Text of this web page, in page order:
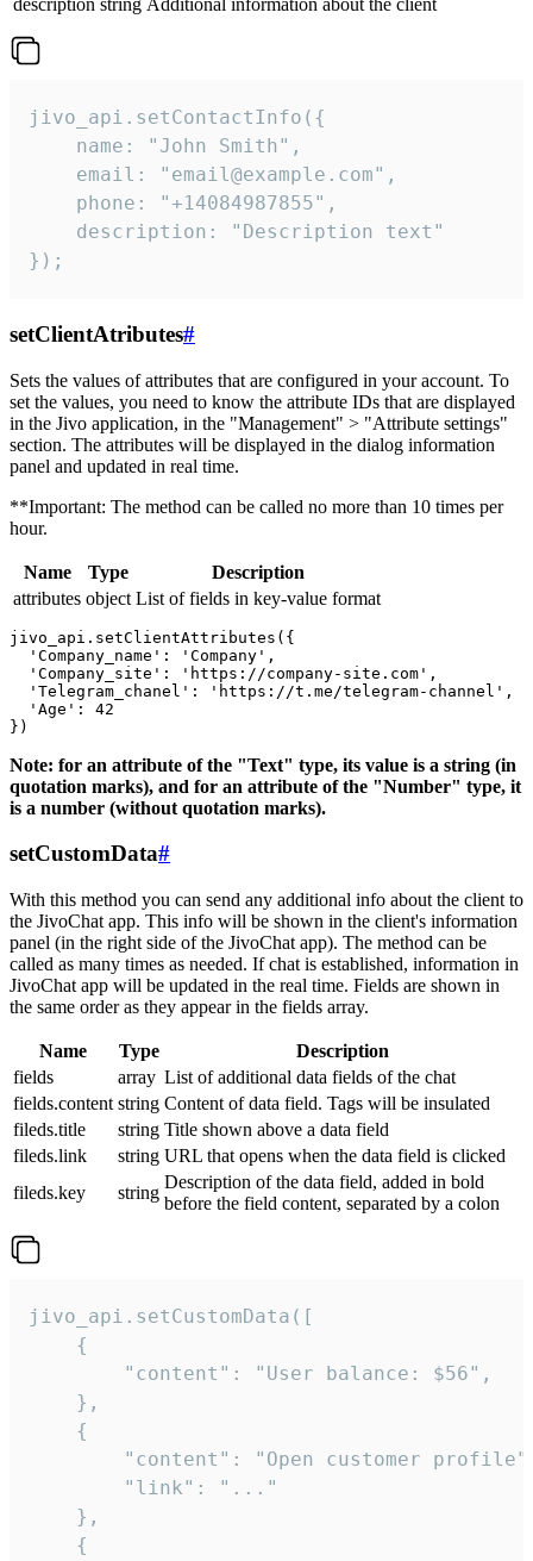
description string Additional information about the client
jivo_api.setContactInfo({
    name: "John Smith",
    email: "email@example.com",
    phone: "+14084987855",
    description: "Description text"
});
setClientAtributes#
Sets the values ​​of attributes that are configured in your account. To
set the values, you need to know the attribute IDs that are displayed
in the Jivo application, in the "Management" > "Attribute settings"
section. The attributes will be displayed in the dialog information
panel and updated in real time.
**Important: The method can be called no more than 10 times per
hour.
Name Type
Description
attributes object List of fields in key-value format
jivo_api.setClientAttributes({
  'Company_name': 'Company',
  'Company_site': 'https://company-site.com',
  'Telegram_chanel': 'https://t.me/telegram-channel',
  'Age': 42
Note: for an attribute of the "Text" type, its value is a string (in
quotation marks), and for an attribute of the "Number" type, it
is a number (without quotation marks).
setCustomData#
With this method you can send any additional info about the client to
the JivoChat app. This info will be shown in the client's information
panel (in the right side of the JivoChat app). The method can be
called as many times as needed. If chat is established, information in
JivoChat app will be updated in the real time. Fields are shown in
the same order as they appear in the fields array.
Name Type
Description
fields
array List of additional data fields of the chat
fields.content string Content of data field. Tags will be insulated
fileds.title
string Title shown above a data field
fileds.link
string URL that opens when the data field is clicked
fileds.key
string
Description of the data field, added in bold
before the field content, separated by a colon
jivo_api.setCustomData([
    {
        "content": "User balance: $56",
    },
    {
"content": "Open customer
        "link": "..."
    },
    {